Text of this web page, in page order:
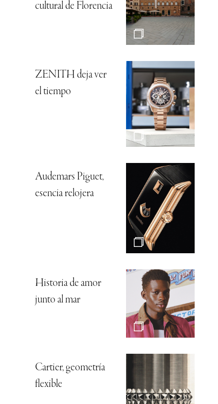
cultural de Florencia
ZENITH deja ver
el tiempo
Audemars Piguet,
esencia relojera
Historia de amor
junto al mar
Cartier, geometría
flexible